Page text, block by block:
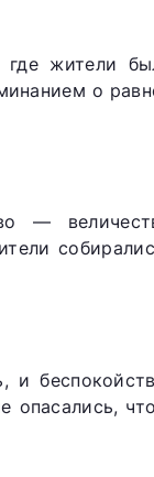
где жители
о
—
и
опасались,